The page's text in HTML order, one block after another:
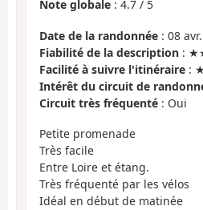
Note globale : 4.7 / 5
Date de la randonnée : 08
Fiabilité de la description :
Facilité à suivre l'itinéraire :
Intérêt du circuit de
Circuit très fréquenté : Oui
Petite promenade
Très facile
Entre Loire et étang.
Très fréquenté par les vélos
Idéal en début de matinée